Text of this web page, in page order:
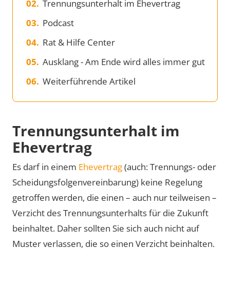
Trennungsunterhalt im Ehevertrag
Podcast
Rat & Hilfe Center
Ausklang - Am Ende wird alles immer gut
Weiterführende Artikel
Trennungsunterhalt im
Ehevertrag
Es darf in einem Ehevertrag(auch: Trennungs- oder
Scheidungsfolgenvereinbarung) keine Regelung
getroffen werden, die einen – auch nur teilweisen –
Verzicht des Trennungsunterhalts für die Zukunft
beinhaltet. Daher sollten Sie sich auch nicht auf
Muster verlassen, die so einen Verzicht beinhalten.